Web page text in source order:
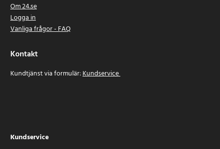
Om 24.se
Logga in
Vanliga frågor - FAQ
Kontakt
Kundtjänst via formulär:Kundservice
Kundservice